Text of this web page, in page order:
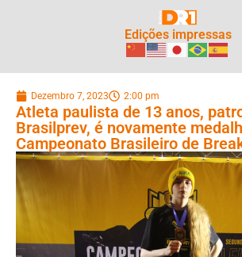
Edições impressas
Dezembro 7, 2023 2:00 pm
Atleta paulista de 13 anos,
Brasilprev, é novamente
Campeonato Brasileiro de